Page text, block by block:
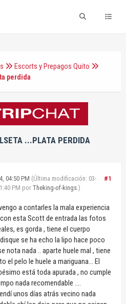
Escorts y Prepagos Quito
perdida
...PLATA PERDIDA
#1
04:50 PM (Última modificación: 03-
PM porTheking-of-kings.)
a contarles la mala experiencia
esta Scott de entrada las fotos
es gorda , tiene el cuerpo
se ha echo la lipo hace poco
nota nada .. aparte huele mal , tiene
el pelo le huele a mariguana... El
está toda apurada , no cumple
nada recomendable ....
unos días atrás vecino nada